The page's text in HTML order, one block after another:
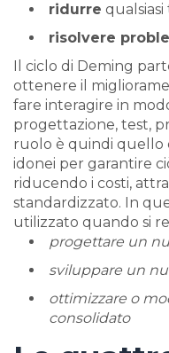
ridurre
risolvere
Il ciclo di Deming
ottenere il
fare interagire in
progettazione, test,
ruolo è quindi
idonei per garantire
riducendo i costi,
standardizzato. In
utilizzato quando si
progettare un
sviluppare un
ottimizzare o
consolidato